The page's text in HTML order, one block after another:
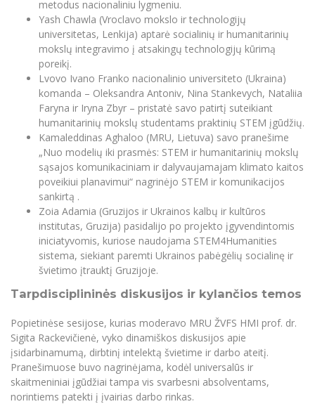
metodus nacionaliniu lygmeniu.
Yash Chawla (Vroclavo mokslo ir technologijų
universitetas, Lenkija) aptarė socialinių ir humanitarinių
mokslų integravimo į atsakingų technologijų kūrimą
poreikį.
Lvovo Ivano Franko nacionalinio universiteto (Ukraina)
komanda – Oleksandra Antoniv, Nina Stankevych, Nataliia
Faryna ir Iryna Zbyr – pristatė savo patirtį suteikiant
humanitarinių mokslų studentams praktinių STEM įgūdžių.
Kamaleddinas Aghaloo (MRU, Lietuva) savo pranešime
„Nuo modelių iki prasmės: STEM ir humanitarinių mokslų
sąsajos komunikaciniam ir dalyvaujamajam klimato kaitos
poveikiui planavimui“ nagrinėjo STEM ir komunikacijos
sankirtą .
Zoia Adamia (Gruzijos ir Ukrainos kalbų ir kultūros
institutas, Gruzija) pasidalijo po projekto įgyvendintomis
iniciatyvomis, kuriose naudojama STEM4Humanities
sistema, siekiant paremti Ukrainos pabėgėlių socialinę ir
švietimo įtrauktį Gruzijoje.
Tarpdisciplininės diskusijos ir kylančios temos
Popietinėse sesijose, kurias moderavo MRU ŽVFS HMI prof. dr.
Sigita Rackevičienė, vyko dinamiškos diskusijos apie
įsidarbinamumą, dirbtinį intelektą švietime ir darbo ateitį.
Pranešimuose buvo nagrinėjama, kodėl universalūs ir
skaitmeniniai įgūdžiai tampa vis svarbesni absolventams,
norintiems patekti į įvairias darbo rinkas.